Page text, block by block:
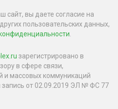
сайт, вы даете согласие на
пользовательских данных,
зарегистрировано в
в сфере связи,
и массовых коммуникаций
запись от 02.09.2019 ЭЛ № ФС 77